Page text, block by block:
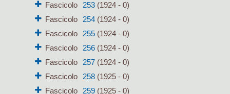
Fascicolo
253(1924 - 0)
Fascicolo
254(1924 - 0)
Fascicolo
255(1924 - 0)
Fascicolo
256(1924 - 0)
Fascicolo
257(1924 - 0)
Fascicolo
258(1925 - 0)
Fascicolo
259(1925 - 0)